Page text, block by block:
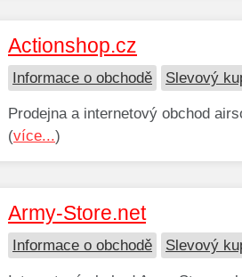
Actionshop.cz
Informace o obchodě Slevový
Prodejna a internetový obchod
(více...)
Army-Store.net
Informace o obchodě Slevový